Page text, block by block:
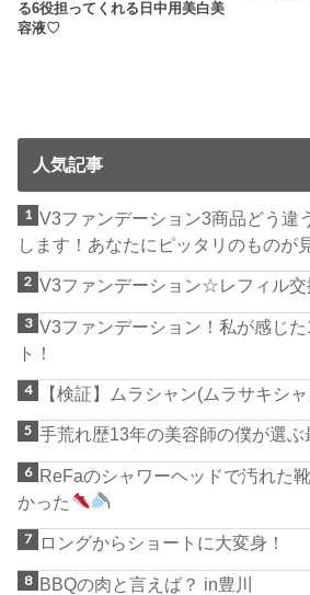
る6役担ってくれる日中用美白美
容液♡
人気記事
V3ファンデーション3商品どう違
します！あなたにピッタリのものが
V3ファンデーション☆レフィル交
V3ファンデーション！私が感じ
ト！
【検証】ムラシャン(ムラサキシ
手荒れ歴13年の美容師の僕が選
ReFaのシャワーヘッドで汚れた
かった
ロングからショートに大変身！
BBQの肉と言えば？ in豊川